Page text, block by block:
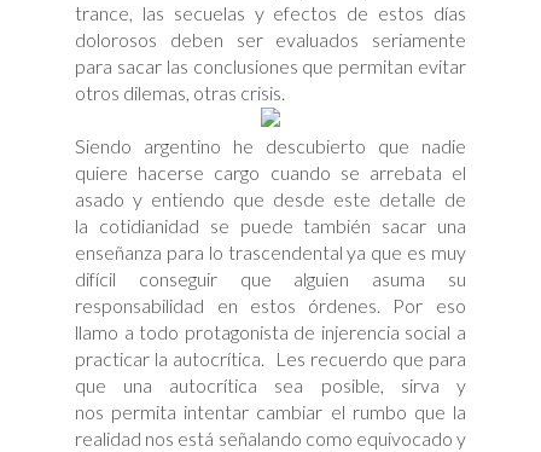
trance, las secuelas y efectos de estos días
dolorosos deben ser evaluados seriamente
para sacar las conclusiones que permitan evitar
otros dilemas, otras crisis.
Siendo argentino he descubierto que nadie
quiere hacerse cargo cuando se arrebata el
asado y entiendo que desde este detalle de
la cotidianidad se puede también sacar una
enseñanza para lo trascendental ya que es muy
difícil conseguir que alguien asuma su
responsabilidad en estos órdenes. Por eso
llamo a todo protagonista de injerencia social a
practicar la autocrítica. Les recuerdo que para
que una autocrítica sea posible, sirva y
nos permita intentar cambiar el rumbo que la
realidad nos está señalando como equivocado y